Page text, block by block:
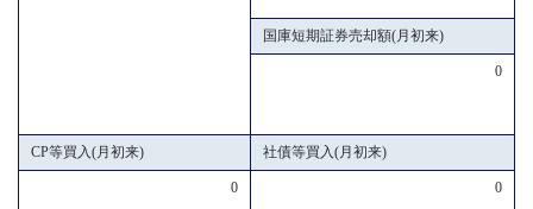
国庫短期証券売却額(月初来)
0
CP等買入(月初来) 社債等買入(月初来)
0 0